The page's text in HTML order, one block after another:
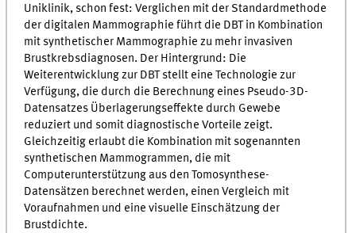
Uniklinik, schon fest: Verglichen mit der Standardmethode
der digitalen Mammographie führt die DBT in Kombination
mit synthetischer Mammographie zu mehr invasiven
Brustkrebsdiagnosen. Der Hintergrund: Die
Weiterentwicklung zur DBT stellt eine Technologie zur
Verfügung, die durch die Berechnung eines Pseudo-3D-
Datensatzes Überlagerungseffekte durch Gewebe
reduziert und somit diagnostische Vorteile zeigt.
Gleichzeitig erlaubt die Kombination mit sogenannten
synthetischen Mammogrammen, die mit
Computerunterstützung aus den Tomosynthese-
Datensätzen berechnet werden, einen Vergleich mit
Voraufnahmen und eine visuelle Einschätzung der
Brustdichte.